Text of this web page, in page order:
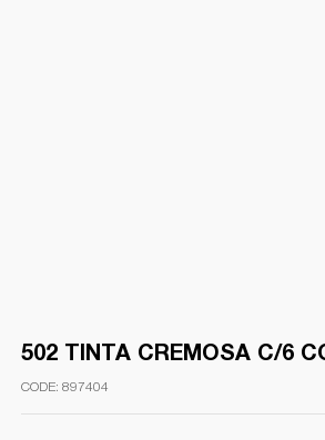
502 TINTA CREMOSA C/6
897404